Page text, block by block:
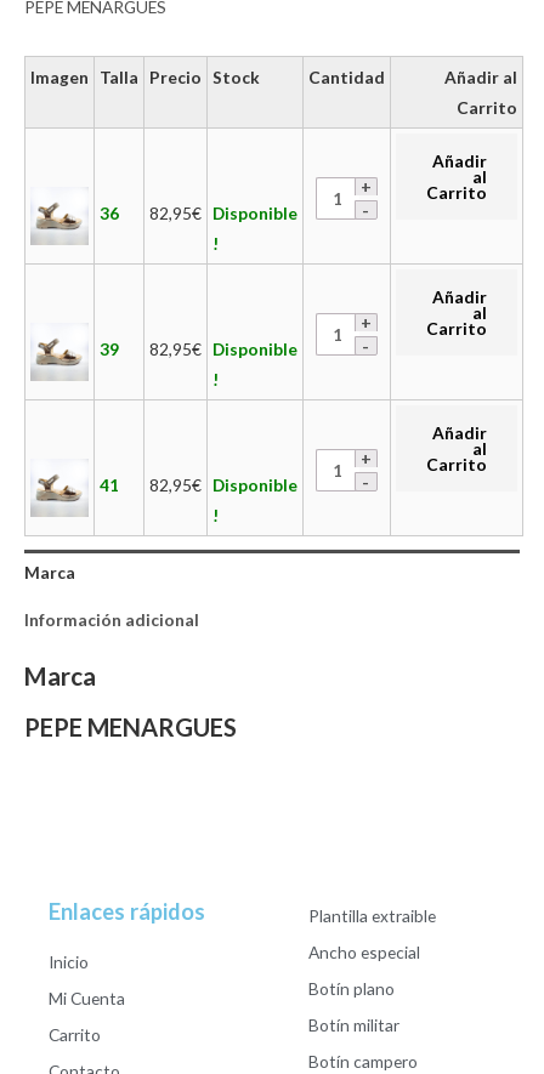
PEPE MENARGUES
Imagen Talla Precio Stock Cantidad
Añadir al
Carrito
36 82,95€ Disponible
!
Añadir
al
Carrito
39 82,95€ Disponible
!
Añadir
al
Carrito
41 82,95€ Disponible
!
Añadir
al
Carrito
Marca
Información adicional
Marca
PEPE MENARGUES
Enlaces rápidos
Inicio
Mi Cuenta
Carrito
Plantilla extraible
Ancho especial
Botín plano
Botín militar
Botín campero